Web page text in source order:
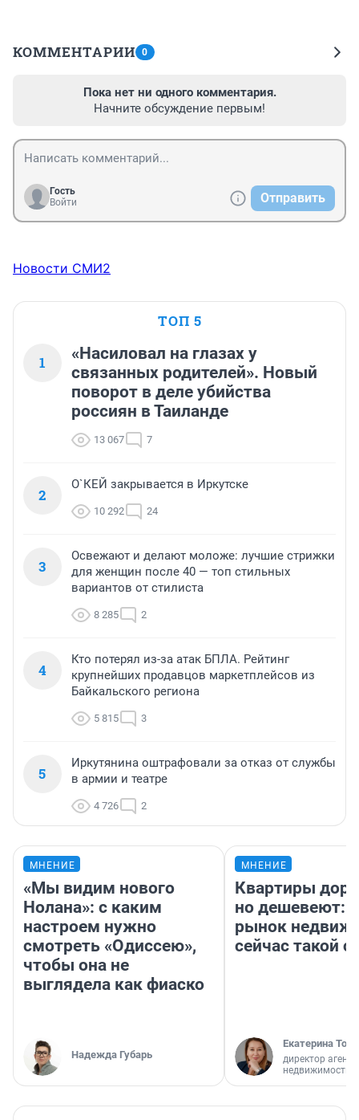
КОММЕНТАРИИ 0
Пока нет ни одного комментария.
Начните обсуждение первым!
Гость
Войти
Отправить
Новости СМИ2
ТОП 5
1
«Насиловал на глазах у
связанных родителей». Новый
поворот в деле убийства
россиян в Таиланде
13 067 7
2
О`КЕЙ закрывается в Иркутске
10 292 24
3
Освежают и делают моложе: лучшие стрижки
для женщин после 40 — топ стильных
вариантов от стилиста
8 285 2
4
Кто потерял из-за атак БПЛА. Рейтинг
крупнейших продавцов маркетплейсов из
Байкальского региона
5 815 3
5
Иркутянина оштрафовали за отказ от службы
в армии и театре
4 726 2
МНЕНИЕ
«Мы видим нового
Нолана»: с каким
настроем нужно
смотреть «Одиссею»,
чтобы она не
выглядела как фиаско
Надежда Губарь
МНЕНИЕ
Квартиры
но дешевеют:
рынок
сейчас такой
Екатерина
директор
недвижимости